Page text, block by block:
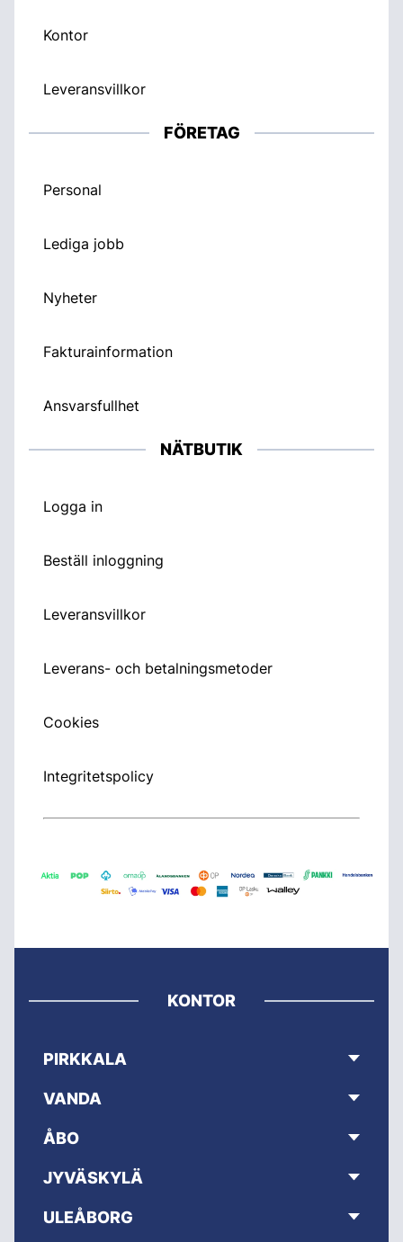
Kontor
Leveransvillkor
FÖRETAG
Personal
Lediga jobb
Nyheter
Fakturainformation
Ansvarsfullhet
NÄTBUTIK
Logga in
Beställ inloggning
Leveransvillkor
Leverans- och betalningsmetoder
Cookies
Integritetspolicy
KONTOR
PIRKKALA
VANDA
ÅBO
JYVÄSKYLÄ
ULEÅBORG